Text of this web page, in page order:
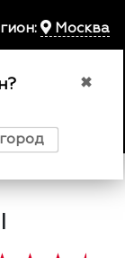
Москва
✖
9
00
0